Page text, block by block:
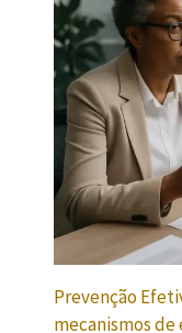
Prevenção
mecanismos de